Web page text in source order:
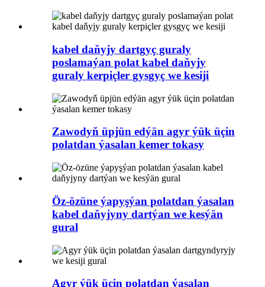
kabel daňyjy dartgyç guraly
poslamaýan polat kabel daňyjy
guraly kerpiçler gysgyç we kesiji
Zawodyň üpjün edýän agyr ýük üçin
polatdan ýasalan kemer tokasy
Öz-özüne ýapyşýan polatdan ýasalan
kabel daňyjyny dartýan we kesýän
gural
Agyr ýük üçin polatdan ýasalan